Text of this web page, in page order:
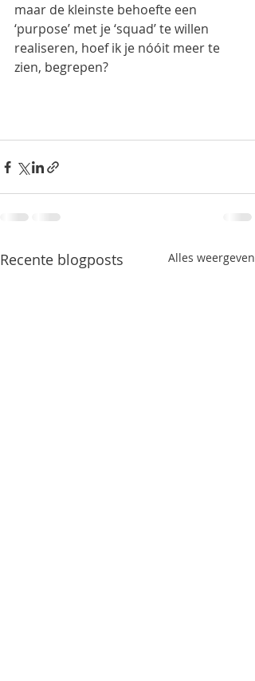
maar de kleinste behoefte een
‘purpose’ met je ‘squad’ te willen
realiseren, hoef ik je nóóit meer te
zien, begrepen?
Recente blogposts Alles weergeven